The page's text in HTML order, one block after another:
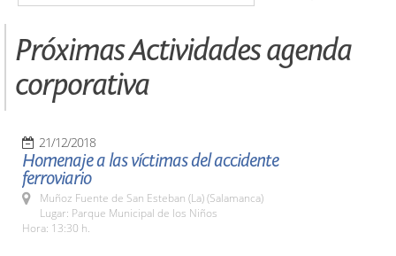
Próximas Actividades agenda
corporativa
21/12/2018
Homenaje a las víctimas del accidente
ferroviario
Muñoz Fuente de San Esteban (La) (Salamanca)
Lugar: Parque Municipal de los Niños
Hora: 13:30 h.